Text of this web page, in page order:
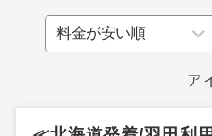
ア
鉄道などを利用しご参
は、当社予約センタ